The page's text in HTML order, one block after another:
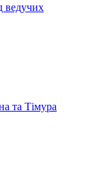
ведучих
та Тімура